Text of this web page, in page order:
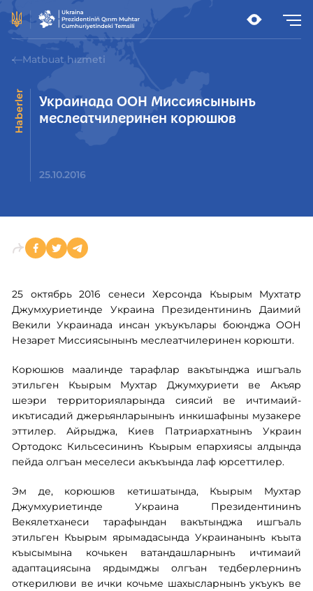
Matbuat hızmeti
Haberler
Украинада ООН Миссиясынынъ
меслеатчилеринен корюшюв
25.10.2016
25 октябрь 2016 сенеси Херсонда Къырым Мухтатр
Джумхуриетинде Украина Президентининъ Даимий
Векили Украинада инсан укъукълары боюнджа ООН
Незарет Миссиясынынъ меслеатчилеринен корюшти.
Корюшюв маалинде тарафлар вакътынджа ишгъаль
этильген Къырым Мухтар Джумхуриети ве Акъяр
шеэри территорияларында сиясий ве ичтимаий-
икътисадий джерьянларынынъ инкишафыны музакере
эттилер. Айрыджа, Киев Патриархатнынъ Украин
Ортодокс Кильсесининъ Къырым епархиясы алдында
пейда олгъан меселеси акъкъында лаф юрсеттилер.
Эм де, корюшюв кетишатында, Къырым Мухтар
Джумхуриетинде Украина Президентининъ
Векялетханеси тарафындан вакътынджа ишгъаль
этильген Къырым ярымадасында Украинанынъ къыта
къысымына кочькен ватандашларнынъ ичтимаий
адаптациясына ярдымджы олгъан тедберлернинъ
откерилюви ве ички кочьме шахысларнынъ укъукъ ве